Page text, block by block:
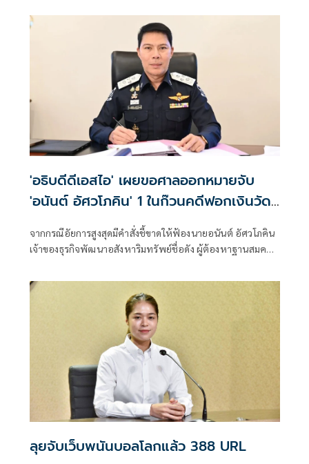
หมุนเวียนกว่า 2 หมื่นล้าน
'อธิบดีดีเอสไอ' เผยขอศาลออกหมายจับ
'อนันต์ อัศวโภคิน' 1 ในก๊วนคดีฟอกเงินวัด
จากกรณีอัยการสูงสุดมีคำสั่งชี้ขาดให้ฟ้องนายอนันต์ อัศวโภคิน
เจ้าของธุรกิจพัฒนาอสังหาริมทรัพย์ชื่อดัง ผู้ต้องหาฐานสมคบ
ลุยจับเว็บพนันบอลโลกแล้ว 388 URL